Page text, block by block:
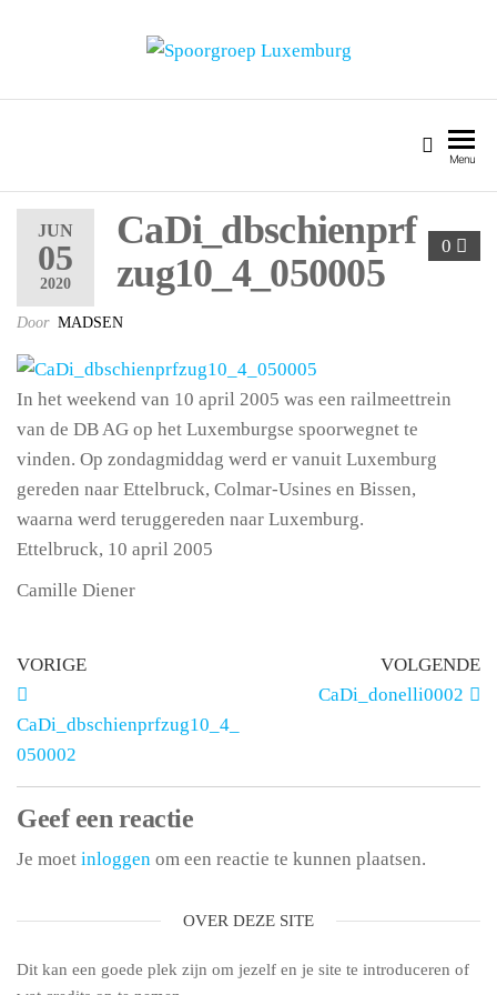
Menu
JUN
05
2020
0
CaDi_dbschienprf
zug10_4_050005
Door MADSEN
In het weekend van 10 april 2005 was een railmeettrein
van de DB AG op het Luxemburgse spoorwegnet te
vinden. Op zondagmiddag werd er vanuit Luxemburg
gereden naar Ettelbruck, Colmar-Usines en Bissen,
waarna werd teruggereden naar Luxemburg.
Ettelbruck, 10 april 2005
Camille Diener
VORIGE
CaDi_dbschienprfzug10_4_
050002
VOLGENDE
CaDi_donelli0002
Geef een reactie
Je moet inloggen om een reactie te kunnen plaatsen.
OVER DEZE SITE
Dit kan een goede plek zijn om jezelf en je site te introduceren of